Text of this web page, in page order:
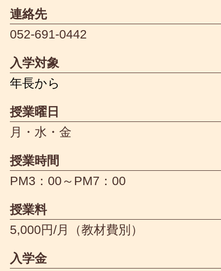
連絡先
052-691-0442
入学対象
年長から
授業曜日
月・水・金
授業時間
PM3：00～PM7：00
授業料
5,000円/月（教材費別）
入学金